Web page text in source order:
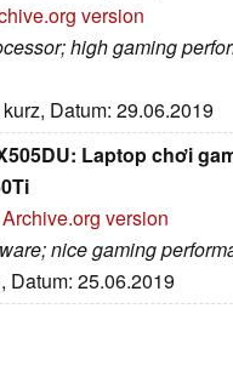
version
high gaming
Datum: 29.06.2019
Laptop chơi
Archive.org version
nice gaming
Datum: 25.06.2019